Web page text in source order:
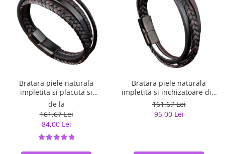
Bratara piele naturala
impletita si placuta si
inchizatoare din inox
de la
161,67 Lei
84,00 Lei
Bratara piele naturala
impletita si inchizatoare din
inox
161,67 Lei
95,00 Lei